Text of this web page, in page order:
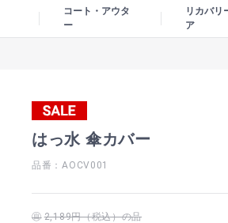
コート・アウタ
ー
リカバリ
ア
はっ水 傘カバー
品番：AOCV001
2,189円（税込）の品